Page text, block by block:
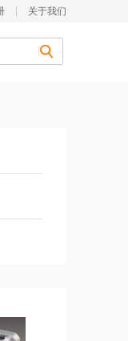
关于我们